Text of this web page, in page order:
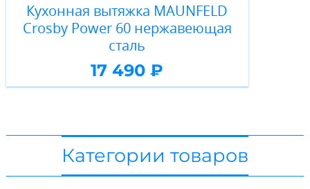
Кухонная вытяжка MAUNFELD
Crosby Power 60 нержавеющая
сталь
17 490 ₽
Категории товаров